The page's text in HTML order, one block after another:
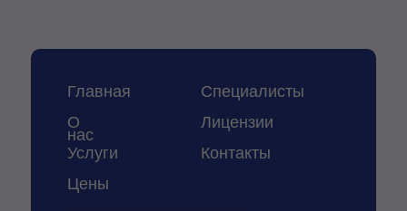
Главная
Специалисты
О
нас
Лицензии
Услуги
Цены
Контакты